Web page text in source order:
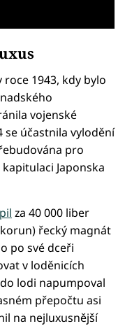
1943, kdy bylo
vojenské
se účastnila vylodění
pro
Japonska
za 40 000 liber
řecký magnát
po své dceři
v loděnicích
lodi napumpoval
přepočtu asi
na nejluxusnější